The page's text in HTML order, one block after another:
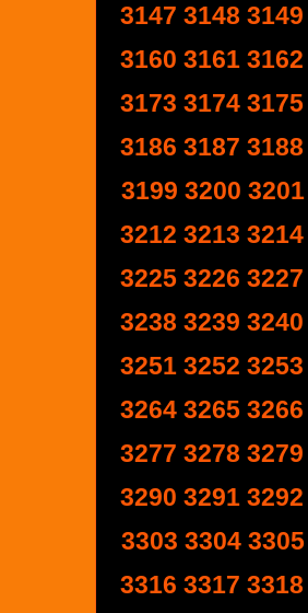
3147 3148 3149
3160 3161 3162
3173 3174 3175
3186 3187 3188
3199 3200 3201
3212 3213 3214
3225 3226 3227
3238 3239 3240
3251 3252 3253
3264 3265 3266
3277 3278 3279
3290 3291 3292
3303 3304 3305
3316 3317 3318